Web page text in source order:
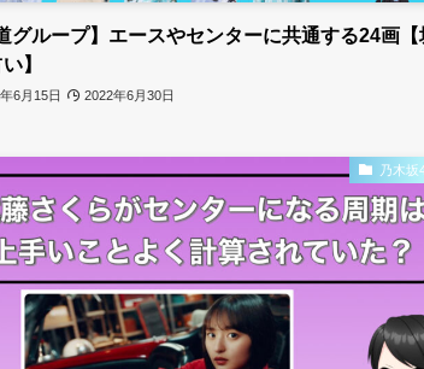
グループ】エースやセンターに共通する24画【
】
6月15日 2022年6月30日
乃木坂